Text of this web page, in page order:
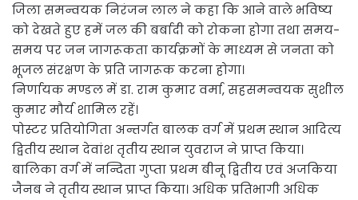
जिला समन्वयक निरंजन लाल ने कहा कि आने वाले भविष्य
को देखते हुए हमें जल की बर्बादी को रोकना होगा तथा समय-
समय पर जन जागरूकता कार्यक्रमों के माध्यम से जनता को
भूजल संरक्षण के प्रति जागरूक करना होगा।
निर्णायक मण्डल में डा. राम कुमार वर्मा, सहसमन्वयक सुशील
कुमार मौर्य शामिल रहें।
पोस्टर प्रतियोगिता अन्तर्गत बालक वर्ग में प्रथम स्थान आदित्य
द्वितीय स्थान देवांश तृतीय स्थान युवराज ने प्राप्त किया।
बालिका वर्ग में नन्दिता गुप्ता प्रथम बीनू द्वितीय एवं अजकिया
जैनब ने तृतीय स्थान प्राप्त किया। अधिक प्रतिभागी अधिक